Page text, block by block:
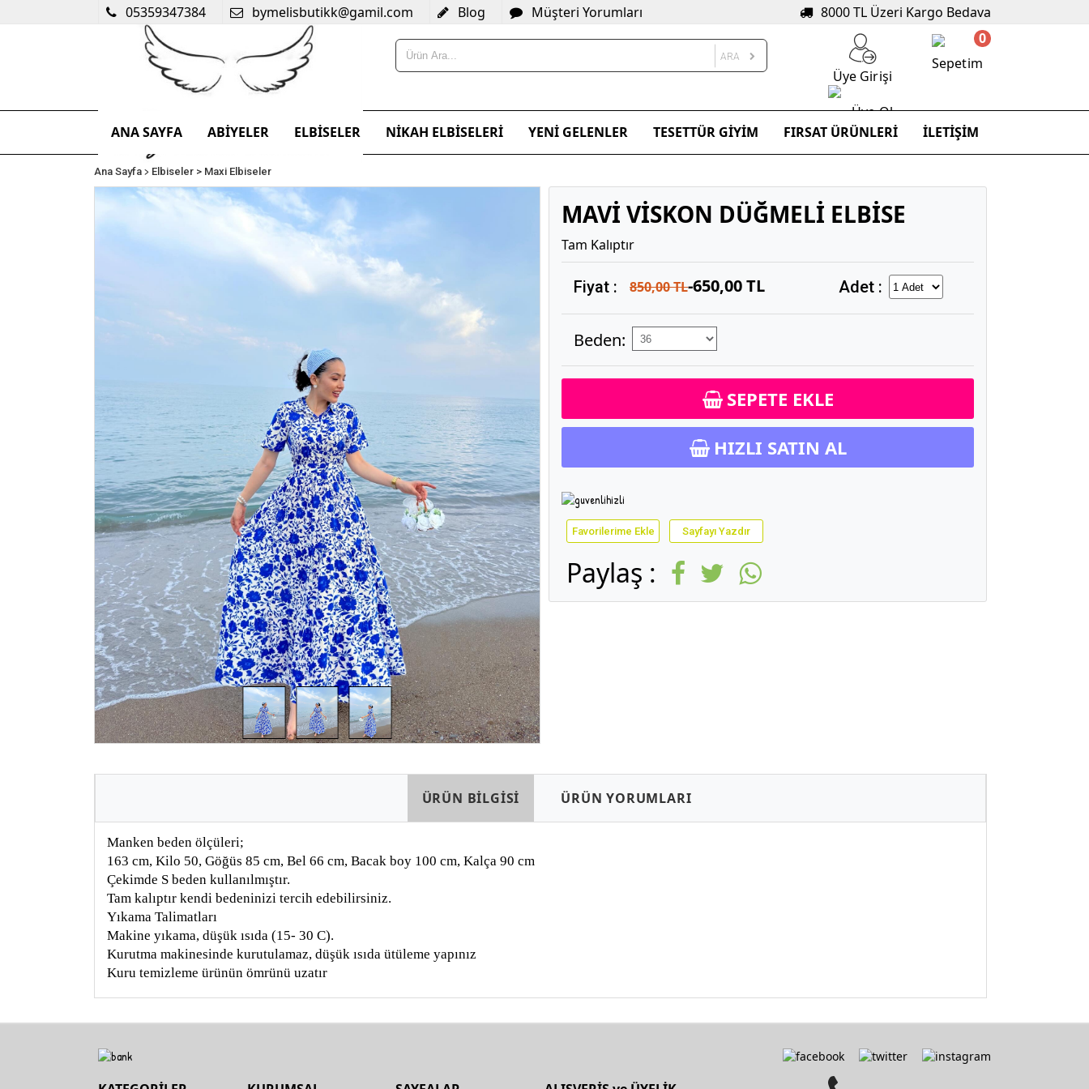
05359347384 bymelisbutikk@gamil.com Blog Müşteri Yorumları 8000 TL Üzeri Kargo Bedava
ARA
Üye Girişi
Üye Ol
Sepetim
0
ANA SAYFA ABİYELER ELBİSELER NİKAH ELBİSELERİ YENİ GELENLER TESETTÜR GİYİM FIRSAT ÜRÜNLERİ İLETİŞİM
Ana Sayfa > Elbiseler > Maxi Elbiseler
MAVİ VİSKON DÜĞMELİ ELBİSE
Tam Kalıptır
Fiyat : 850,00 TL-650,00 TL Adet :
Beden:
SEPETE EKLE
HIZLI SATIN AL
Favorilerime Ekle Sayfayı Yazdır
Paylaş :
ÜRÜN BİLGİSİ ÜRÜN YORUMLARI
Manken beden ölçüleri;
163 cm, Kilo 50, Göğüs 85 cm, Bel 66 cm, Bacak boy 100 cm, Kalça 90 cm
Çekimde S beden kullanılmıştır.
Tam kalıptır kendi bedeninizi tercih edebilirsiniz.
Yıkama Talimatları
Makine yıkama, düşük ısıda (15- 30 C).
Kurutma makinesinde kurutulamaz, düşük ısıda ütüleme yapınız
Kuru temizleme ürünün ömrünü uzatır